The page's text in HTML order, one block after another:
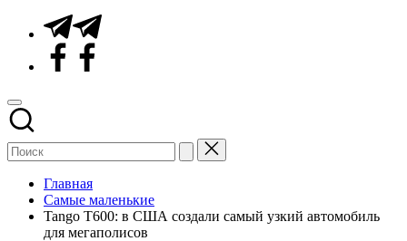
Telegram
Facebook
Главная
Самые маленькие
Tango T600: в США создали самый узкий автомобиль
для мегаполисов